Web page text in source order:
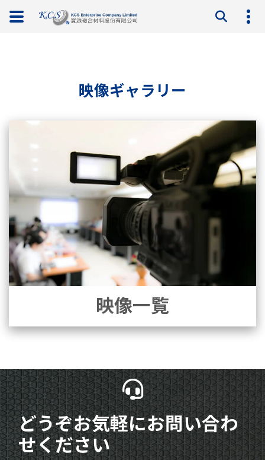
映像ギャラリー
映像一覧
どうぞお気軽にお問い合わ
せください